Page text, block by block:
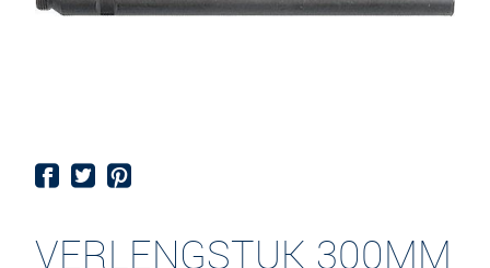
VERLENGSTUK 300MM